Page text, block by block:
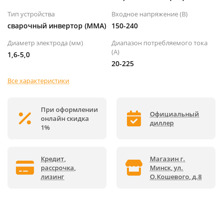
Тип устройства
сварочный инвертор (MMA)
Входное напряжение (B)
150-240
Диаметр электрода (мм)
1,6-5,0
Диапазон потребляемого тока
(А)
20-225
Все характеристики
При оформлении
онлайн скидка
1%
Официальный
диллер
Кредит,
рассрочка,
лизинг
Магазин г.
Минск, ул.
О.Кошевого, д.8